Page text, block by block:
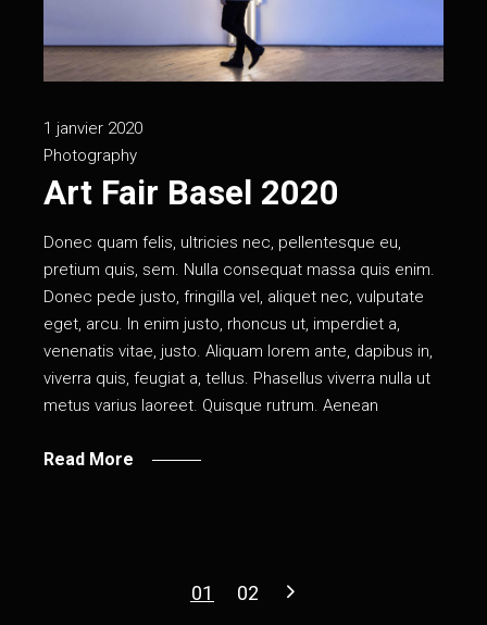
1 janvier 2020
Photography
Art Fair Basel 2020
Donec quam felis, ultricies nec, pellentesque eu,
pretium quis, sem. Nulla consequat massa quis enim.
Donec pede justo, fringilla vel, aliquet nec, vulputate
eget, arcu. In enim justo, rhoncus ut, imperdiet a,
venenatis vitae, justo. Aliquam lorem ante, dapibus in,
viverra quis, feugiat a, tellus. Phasellus viverra nulla ut
metus varius laoreet. Quisque rutrum. Aenean
Read More
Pagination
01 02